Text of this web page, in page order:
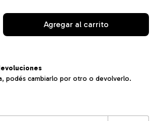
podés cambiarlo por otro o devolverlo.